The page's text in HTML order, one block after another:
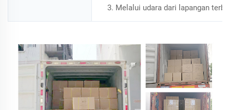
3. Melalui udara dari lapangan